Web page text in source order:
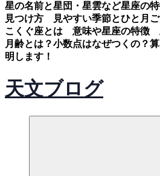
星の名前と星団・星雲など星座の
見つけ方 見やすい季節とひと月
こくぐ座とは 意味や星座の特徴
月齢とは？小数点はなぜつくの？
明します！
天文ブログ